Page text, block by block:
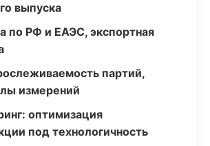
выпуска
по РФ и ЕАЭС, экспортная
партий,
измерений
оптимизация
под технологичность